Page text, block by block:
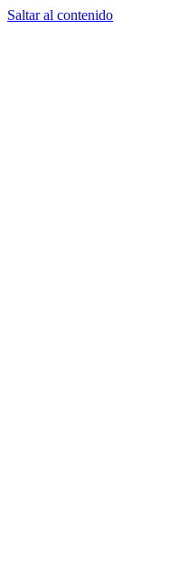
Saltar al contenido